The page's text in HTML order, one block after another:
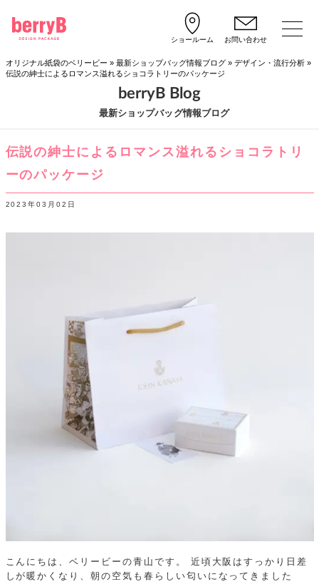
ショールーム お問い合わせ
オリジナル紙袋のベリービー » 最新ショップバッグ情報ブログ» デザイン・流行分析»
伝説の紳士によるロマンス溢れるショコラトリーのパッケージ
最新ショップバッグ情報ブログ
berryB Blog
伝説の紳士によるロマンス溢れるショコラトリ
ーのパッケージ
2023年03月02日
こんにちは、ベリービーの青山です。
近頃大阪はすっかり日差
しが暖かくなり、朝の空気も春らしい匂いになってきました